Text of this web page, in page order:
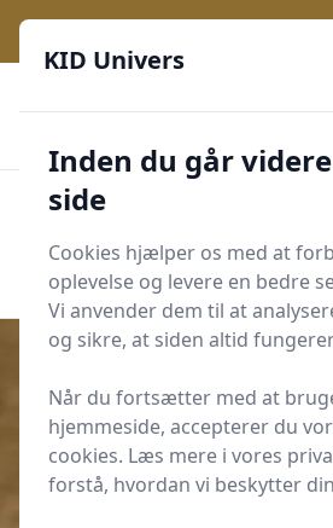
Start søgning
Start søgning
Udgivet iLeg og Læring
Sådan introducerer
med lineal i 1. klasse
KID Univers
Inden du går
side
Cookies hjælper os med at
oplevelse og levere en bedre
Vi anvender dem til at
og sikre, at siden altid
Når du fortsætter med at
hjemmeside, accepterer du
cookies. Læs mere i vores
forstå, hvordan vi beskytter